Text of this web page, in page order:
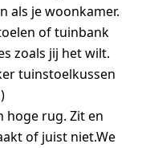
als je woonkamer.
of tuinbank
zoals jij het wilt.
tuinstoelkussen
hoge rug. Zit en
of juist niet.We